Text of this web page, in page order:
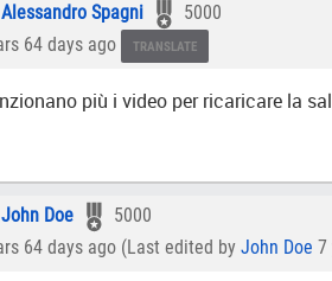
Alessandro Spagni
5000
64 days ago
TRANSLATE
più i video per ricaricare la
John Doe
5000
64 days ago (Last edited by John Doe 7